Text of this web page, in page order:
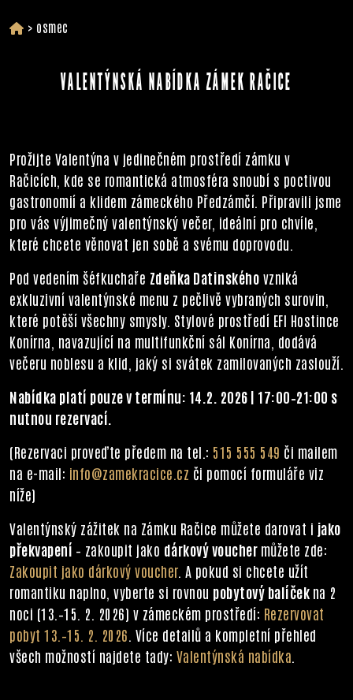
> osmec
VALENTÝNSKÁ NABÍDKA ZÁMEK RAČICE
Prožijte Valentýna v jedinečném prostředí zámku v
Račicích, kde se romantická atmosféra snoubí s poctivou
gastronomií a klidem zámeckého Předzámčí. Připravili jsme
pro vás výjimečný valentýnský večer, ideální pro chvíle,
které chcete věnovat jen sobě a svému doprovodu.
Pod vedením šéfkuchaře Zdeňka Datinského vzniká
exkluzivní valentýnské menu z pečlivě vybraných surovin,
které potěší všechny smysly. Stylové prostředí EFI Hostince
Konírna, navazující na multifunkční sál Konírna, dodává
večeru noblesu a klid, jaký si svátek zamilovaných zaslouží.
Nabídka platí pouze v termínu: 14.2. 2026 | 17:00–21:00 s
nutnou rezervací.
(Rezervaci proveďte předem na tel.: 515 555 549 či mailem
na e-mail: info@zamekracice.cz či pomocí formuláře viz
níže)
Valentýnský zážitek na Zámku Račice můžete darovat i jako
překvapení – zakoupit jako dárkový voucher můžete zde:
Zakoupit jako dárkový voucher. A pokud si chcete užít
romantiku naplno, vyberte si rovnou pobytový balíček na 2
noci (13.–15. 2. 2026) v zámeckém prostředí: Rezervovat
pobyt 13.–15. 2. 2026 . Více detailů a kompletní přehled
všech možností najdete tady: Valentýnská nabídka